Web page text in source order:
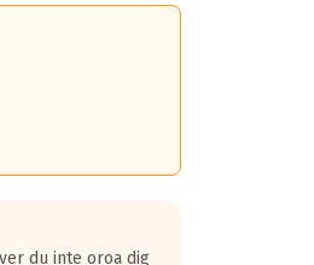
du inte oroa dig